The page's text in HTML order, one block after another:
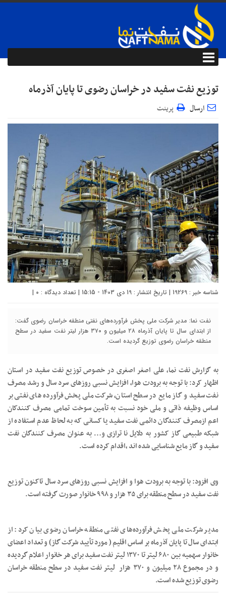
توزیع نفت سفید در خراسان رضوی تا پایان آذرماه
ارسال پرینت
شناسه خبر : 19269 | تاریخ انتشار : 19 دی 1403 - 15:15 | تعداد دیدگاه : ۰ |
نفت نما: مدیر شرکت ملی پخش فرآورده‌های نفتی منطقه خراسان رضوی گفت:
از ابتدای سال تا پایان آذرماه ۲۸ میلیون و ۳۷۰ هزار لیتر نفت سفید در سطح
منطقه خراسان رضوی توزیع گردیده است.
به گزارش نفت نما، علی اصغر اصغری در خصوص توزیع نفت سفید در استان
اظهار کرد: با توجه به برودت هوا، افزایش نسبی روزهای سرد سال و رشد مصرف
نفت سفید و گاز مایع در سطح استان، شرکت ملی پخش فرآورده های نفتی بر
اساس وظیفه ذاتی و ملی خود نسبت به تأمین سوخت تمامی مصرف کنندکان
اعم ازمصرف کنندگان دائمی نفت سفید یا کسانی که به لحاظ عدم استفاده از
شبکه طبیعی گاز کشور به دلایل نا ترازی و… به عنوان مصرف کنندگان نفت
سفید و گاز مایع شناسایی شده اند ،اقدام کرده است.
وی افزود: با توجه به برودت هوا و افزایش نسبی روزهای سرد سال تاکنون توزیع
نفت سفید در سطح منطقه برای ۳۵ هزار و ۹۹۸ خانوار صورت گرفته است.
مدیر شرکت ملی پخش فرآورده‌های نفتی منطقه خراسان رضوی بیان کرد: از
ابتدای سال تا پایان آذرماه بر اساس اقلیم ( مورد تأیید شرکت گاز) و تعداد اعضای
خانوار سهمیه بین ۶۸۰ لیتر تا ١٣٧٠ لیتر نفت سفید برای هر خانوار اعلام گردیده
و در مجموع ۲۸ میلیون و ۳۷۰ هزار لیتر نفت سفید در سطح منطقه خراسان
رضوی توزیع شده است.